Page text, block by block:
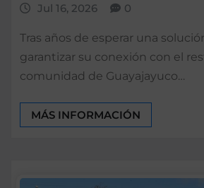
Jul 16, 2026 0
Tras años de esperar una
garantizar su conexión con el
comunidad de Guayajayuco…
MÁS INFORMACIÓN